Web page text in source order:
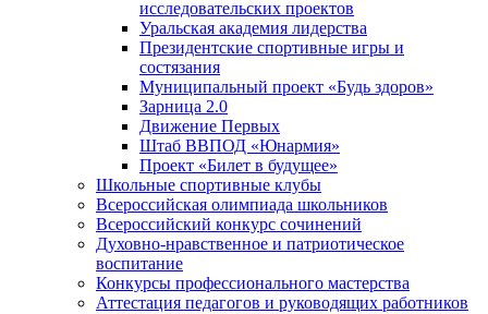
исследовательских проектов
Уральская академия лидерства
Президентские спортивные игры и
состязания
Муниципальный проект «Будь здоров»
Зарница 2.0
Движение Первых
Штаб ВВПОД «Юнармия»
Проект «Билет в будущее»
Школьные спортивные клубы
Всероссийская олимпиада школьников
Всероссийский конкурс сочинений
Духовно-нравственное и патриотическое
воспитание
Конкурсы профессионального мастерства
Аттестация педагогов и руководящих работников